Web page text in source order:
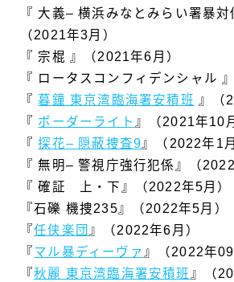
『 大義– 横浜みなとみらい署暴対
（2021年3月）
『 宗棍 』（2021年6月）
『 ロータスコンフィデンシャル
『暮鐘 東京湾臨海署安積班 』（
『 ボーダーライト 』（2021年10
『探花– 隠蔽捜査9 』（2022年1
『 無明– 警視庁強行犯係』（
『 確証 上・下』（2022年5月）
『石礫 機捜235』（2022年5月）
『任侠楽団 』（2022年6月）
『マル暴ディーヴァ 』（2022年09
『秋麗 東京湾臨海署安積班 』（